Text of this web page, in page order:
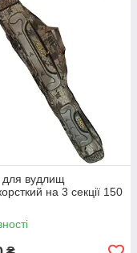
для вудлищ
на 3 секції 150